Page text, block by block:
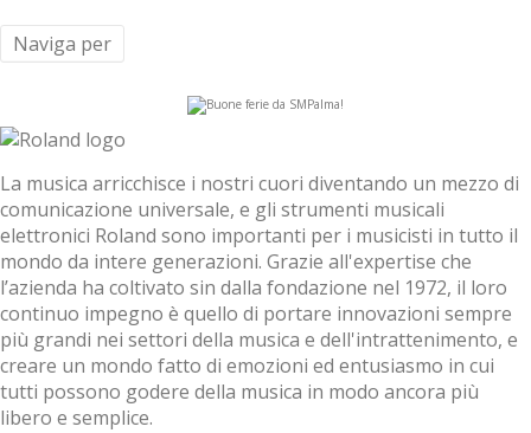
La musica arricchisce i nostri cuori diventando un mezzo di
comunicazione universale, e gli strumenti musicali
elettronici Roland sono importanti per i musicisti in tutto il
mondo da intere generazioni. Grazie all'expertise che
l’azienda ha coltivato sin dalla fondazione nel 1972, il loro
continuo impegno è quello di portare innovazioni sempre
più grandi nei settori della musica e dell'intrattenimento, e
creare un mondo fatto di emozioni ed entusiasmo in cui
tutti possono godere della musica in modo ancora più
libero e semplice.
Naviga per